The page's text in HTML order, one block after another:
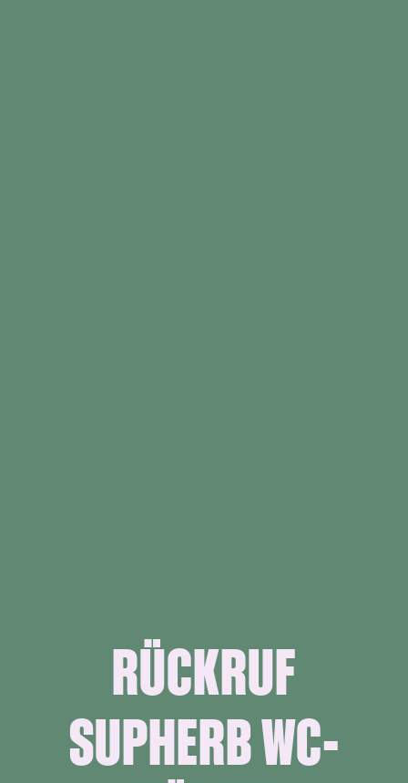
RÜCKRUF
SUPHERB WC-